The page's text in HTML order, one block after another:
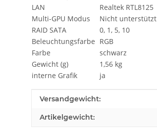
LAN
Realtek RTL8125
Multi-GPU Modus
Nicht unterstützt
RAID SATA
0, 1, 5, 10
Beleuchtungsfarbe RGB
Farbe
schwarz
Gewicht (g)
1,56 kg
interne Grafik
ja
Produkteigenschaft
Wert
Versandgewicht:
Artikelgewicht: